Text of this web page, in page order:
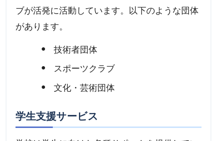
ブが活発に活動しています。以下のような団体
があります。
技術者団体
スポーツクラブ
文化・芸術団体
学生支援サービス